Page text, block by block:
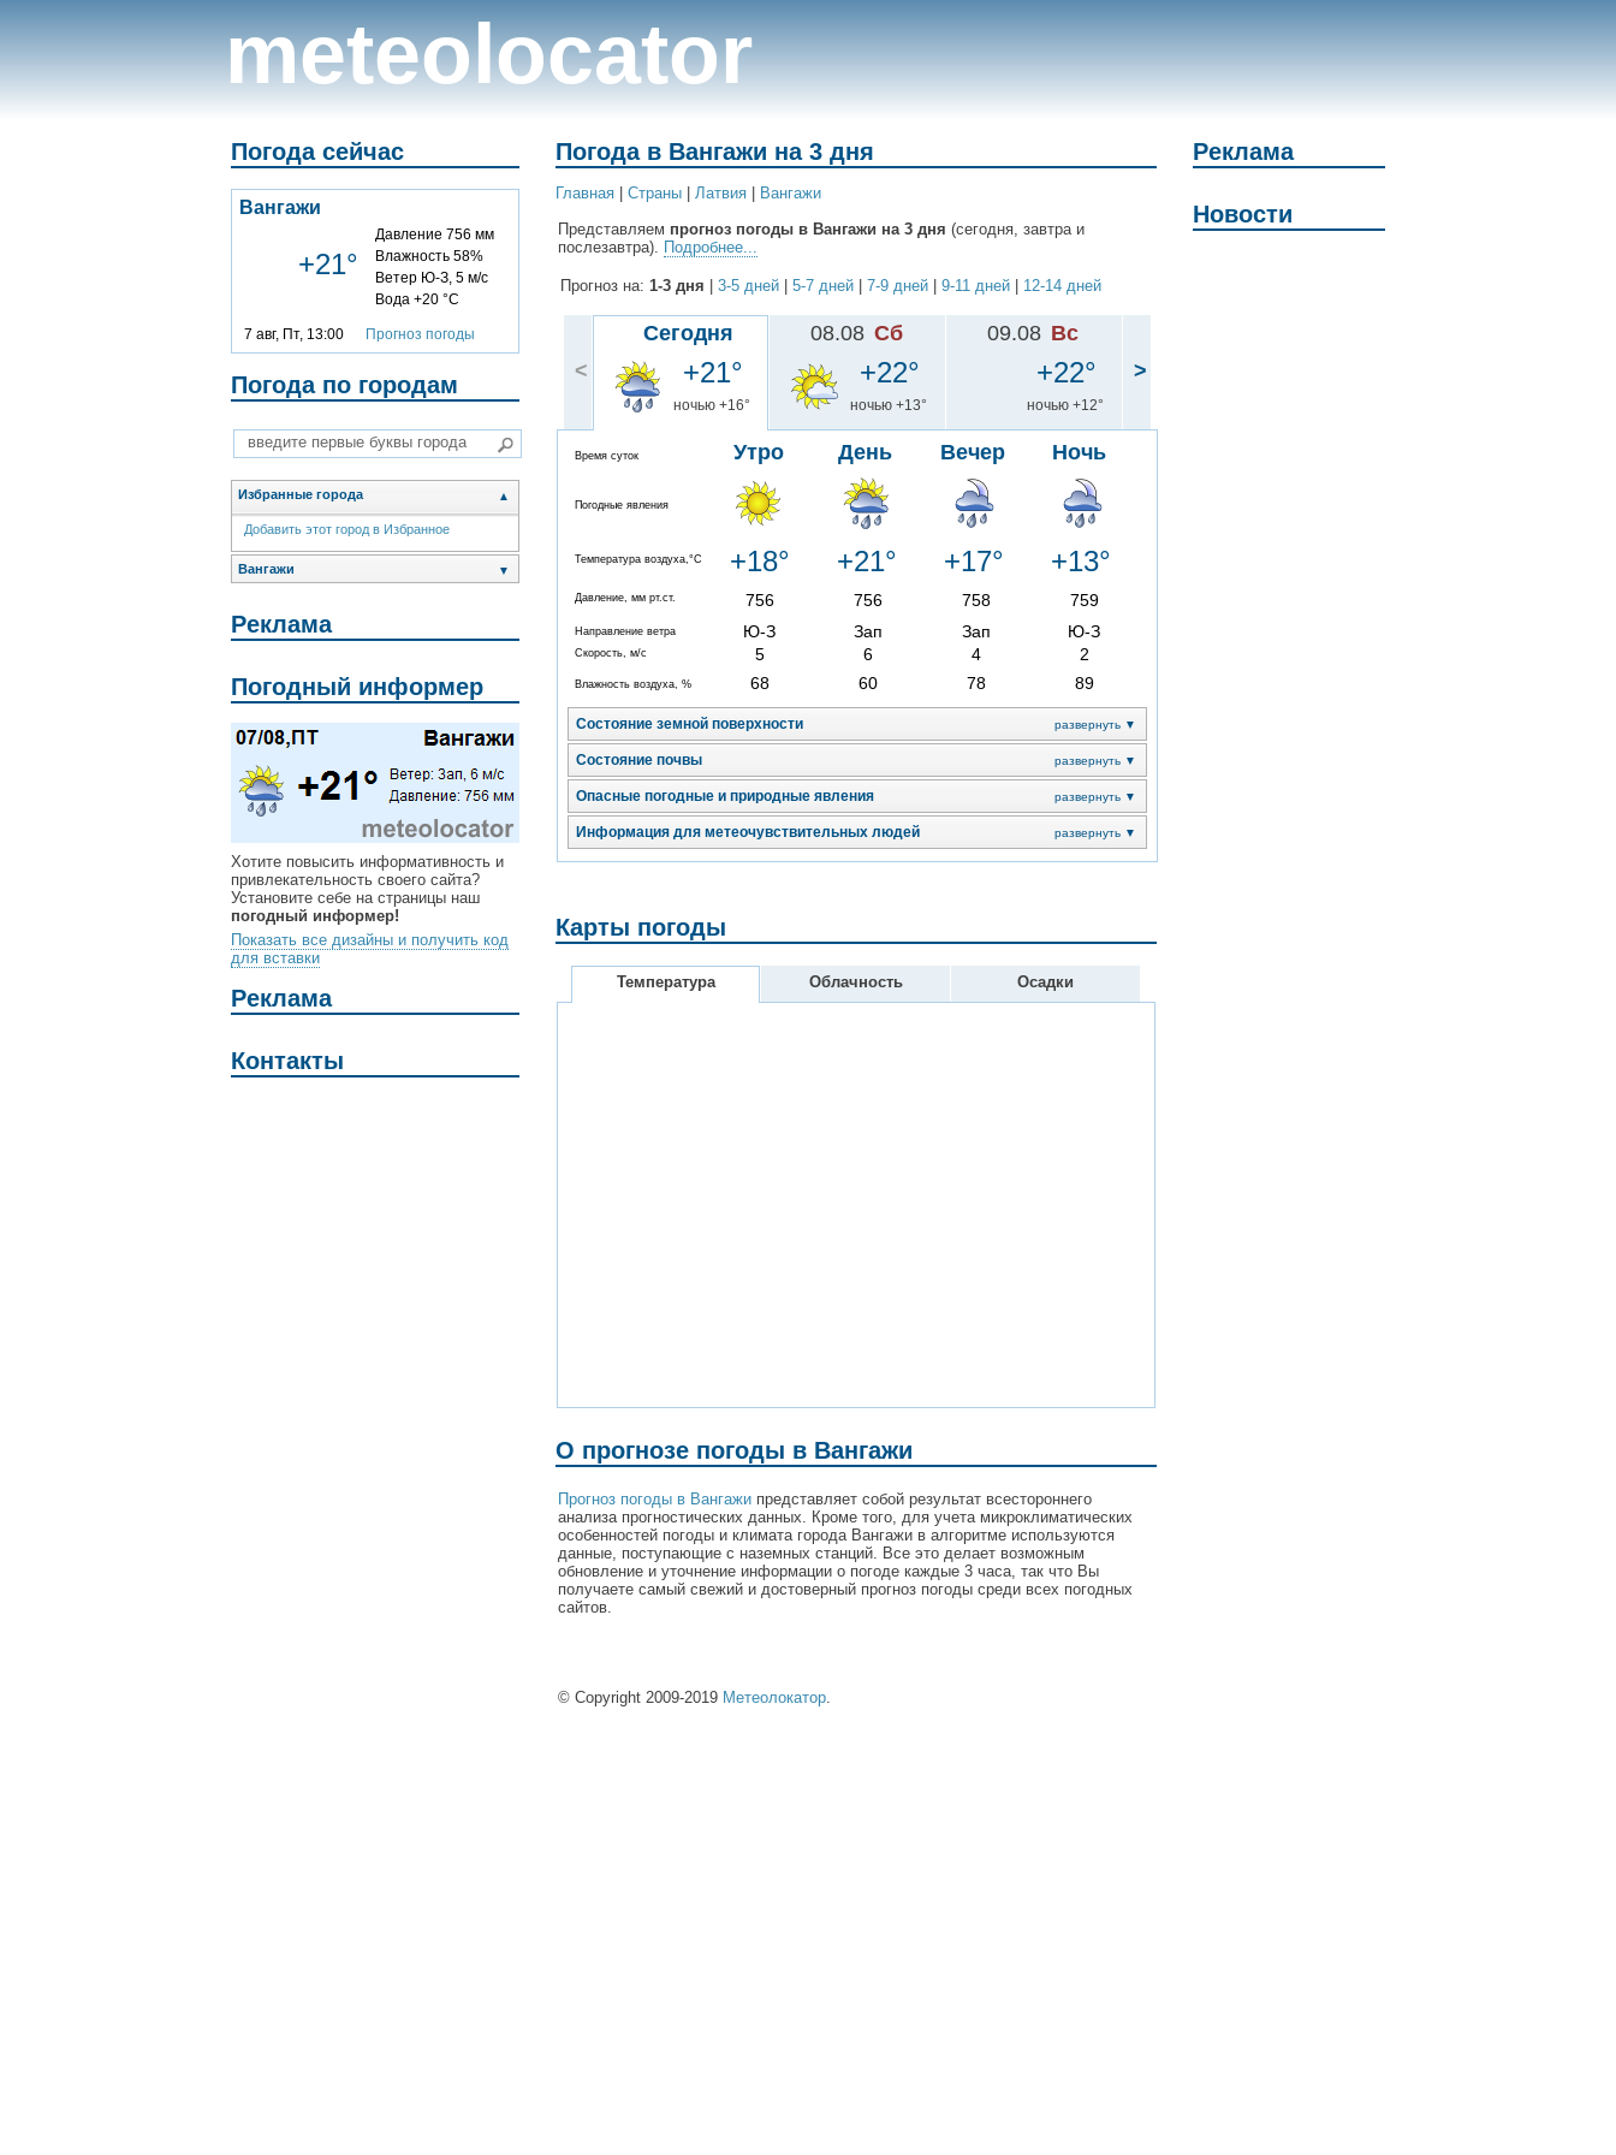
meteolocator
Погода сейчас
Вангажи
+21°
Давление 756 мм
Влажность 58%
Ветер Ю-З, 5 м/с
Вода +20 °C
7 авг, Пт, 13:00 Прогноз погоды
Погода по городам
Избранные города ▲
Добавить этот город в Избранное
Вангажи ▼
Реклама
Погодный информер
Хотите повысить информативность и
привлекательность своего сайта?
Установите себе на страницы наш
погодный информер!
Показать все дизайны и получить код
для вставки
Реклама
Контакты
Погода в Вангажи на 3 дня
Главная Cтраны Латвия
Вангажи
Представляем прогноз погоды в Вангажи на 3 дня (сегодня, завтра и
послезавтра). Подробнее...
Прогноз на: 1-3 дня 3-5 дней 5-7 дней 7-9 дней 9-11 дней 12-14 дней
<
Сегодня
+21°
ночью +16°
Время суток Утро День Вечер Ночь
Погодные явления
Температура воздуха,°C +18° +21° +17° +13°
Давление, мм рт.ст. 756 756 758 759
Направление ветра Ю-З Зап Зап Ю-З
Скорость, м/с 5 6 4 2
Влажность воздуха, % 68 60 78 89
Состояние земной поверхности развернуть ▼
Состояние почвы развернуть ▼
Опасные погодные и природные явления развернуть ▼
Информация для метеочувствительных людей развернуть ▼
08.08 Сб
+22°
ночью +13°
09.08 Вс
+22°
ночью +12°
>
Карты погоды
Температура Облачность Осадки
О прогнозе погоды в Вангажи
Прогноз погоды в Вангажи представляет собой результат всестороннего
анализа прогностических данных. Кроме того, для учета микроклиматических
особенностей погоды и климата города Вангажи в алгоритме используются
данные, поступающие с наземных станций. Все это делает возможным
обновление и уточнение информации о погоде каждые 3 часа, так что Вы
получаете самый свежий и достоверный прогноз погоды среди всех погодных
сайтов.
© Copyright 2009-2019 Метеолокатор
Реклама
Новости